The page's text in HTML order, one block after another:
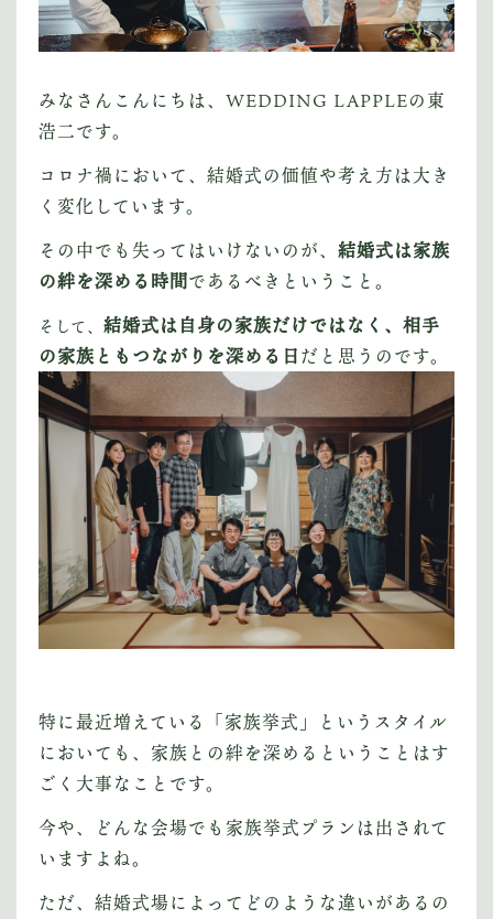
VOICE
お客様や仲間の声
BLOG
ブログ
— INFORMATION
— COLLABORATION
CONTACT
Instagram
みなさんこんにちは、WEDDING LAPPLEの東
浩二です。
コロナ禍において、結婚式の価値や考え方は大き
く変化しています。
その中でも失ってはいけないのが、 結婚式は家族
の絆を深める時間であるべきということ。
そして、 結婚式は自身の家族だけではなく、相手
の家族ともつながりを深める日だと思うのです。
特に最近増えている「家族挙式」というスタイル
においても、家族との絆を深めるということはす
ごく大事なことです。
今や、どんな会場でも家族挙式プランは出されて
いますよね。
ただ、結婚式場によってどのような違いがあるの